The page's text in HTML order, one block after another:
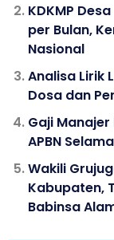
KDKMP
per Bulan,
Nasional
Analisa Lirik
Dosa dan
Gaji
APBN
Wakili
Kabupaten,
Babinsa